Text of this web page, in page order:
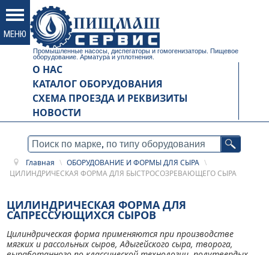
Промышленные насосы, диспегаторы и гомогенизаторы. Пищевое
оборудование. Арматура и уплотнения.
О НАС
КАТАЛОГ ОБОРУДОВАНИЯ
СХЕМА ПРОЕЗДА И РЕКВИЗИТЫ
НОВОСТИ
Главная \ ОБОРУДОВАНИЕ И ФОРМЫ ДЛЯ СЫРА \
ЦИЛИНДРИЧЕСКАЯ ФОРМА ДЛЯ БЫСТРОСОЗРЕВАЮЩЕГО СЫРА
ЦИЛИНДРИЧЕСКАЯ ФОРМА ДЛЯ
САПРЕССУЮЩИХСЯ СЫРОВ
Цилиндрическая форма применяются при производстве
мягких и рассольных сыров, Адыгейского сыра, творога,